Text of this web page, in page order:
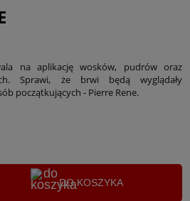
na aplikację wosków, pudrów oraz
Sprawi, że brwi będą wyglądały
początkujących - Pierre Rene.
DO KOSZYKA